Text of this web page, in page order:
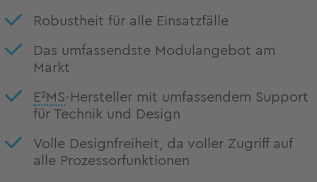
Robustheit für alle Einsatzfälle
Das umfassendste Modulangebot am
Markt
E²MS-Hersteller mit umfassendem Support
für Technik und Design
Volle Designfreiheit, da voller Zugriff auf
alle Prozessorfunktionen